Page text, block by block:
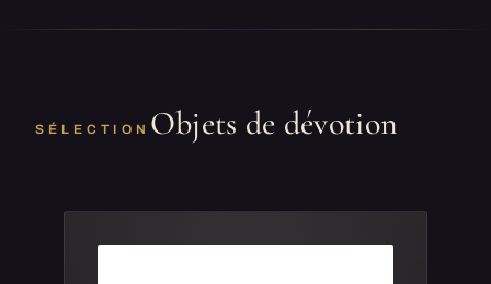
SÉLECTION Objets de dévotion